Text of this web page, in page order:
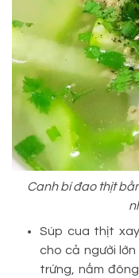
Canh bí đao thịt
Súp cua thịt
cho cả người
trứng, nấm